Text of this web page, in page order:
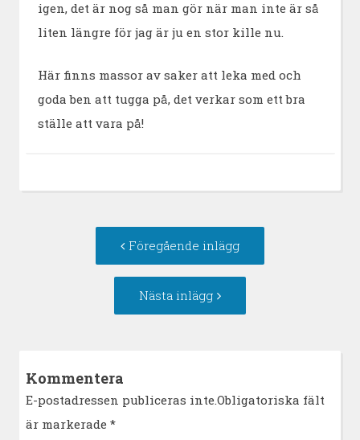
igen, det är nog så man gör när man inte är så
liten längre för jag är ju en stor kille nu.
Här finns massor av saker att leka med och
goda ben att tugga på, det verkar som ett bra
ställe att vara på!
Inläggsnavigering
Föregående inlägg
inlägg:
Nästa inlägg
inlägg:
Kommentera
E-postadressen publiceras inte.Obligatoriska fält
är markerade *